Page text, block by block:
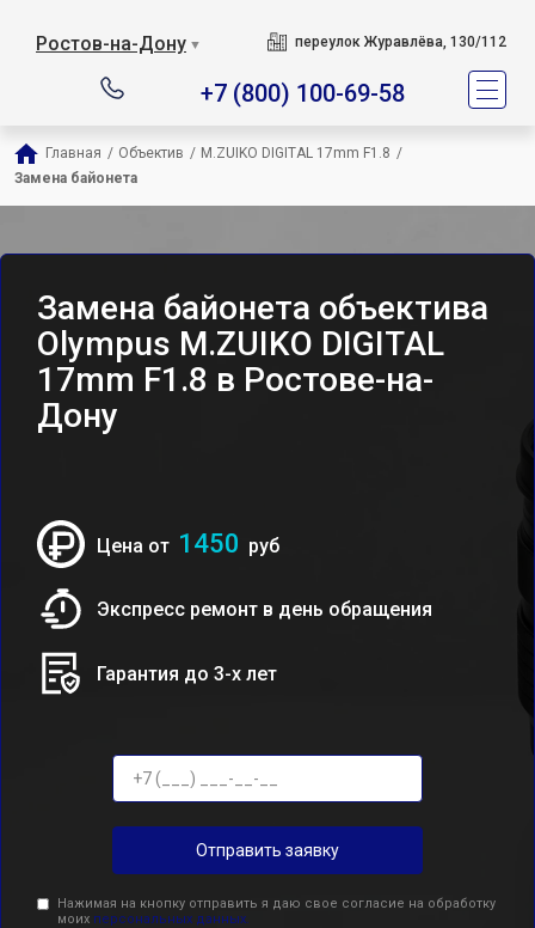
Ростов-на-Дону ▼ переулок Журавлёва, 130/112
+7 (800) 100-69-58
Главная / Объектив / M.ZUIKO DIGITAL 17mm F1.8 /
Замена байонета
Замена байонета объектива
Olympus M.ZUIKO DIGITAL
17mm F1.8 в Ростове-на-
Дону
Цена от 1450 руб
Экспресс ремонт в день обращения
Гарантия до 3-х лет
Отправить заявку
Нажимая на кнопку отправить я даю свое согласие на обработку
моих персональных данных.